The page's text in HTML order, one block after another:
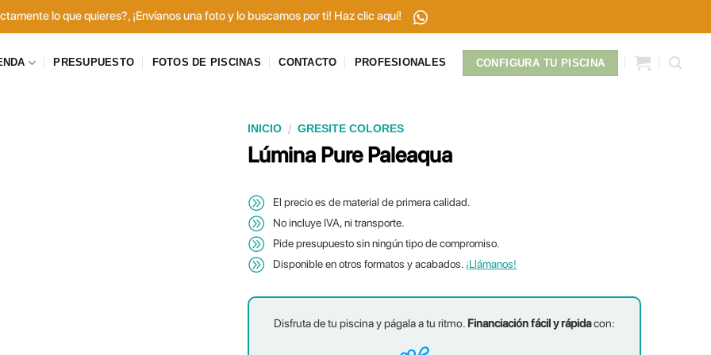
lo que quieres?, ¡Envíanos una foto y lo buscamos por ti! Haz clic aquí!
PRESUPUESTO FOTOS DE PISCINAS CONTACTO PROFESIONALES CONFIGURA TU PISCINA
INICIO / GRESITE COLORES
Lúmina Pure Paleaqua
El precio es de material de primera calidad.
No incluye IVA, ni transporte.
Pide presupuesto sin ningún tipo de compromiso.
Disponible en otros formatos y acabados. ¡Llámanos!
Disfruta de tu piscina y págala a tu ritmo. Financiación fácil y rápidacon: